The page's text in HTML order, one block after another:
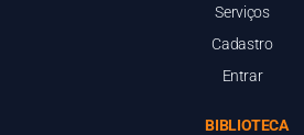
Serviços
Cadastro
Entrar
BIBLIOTECA